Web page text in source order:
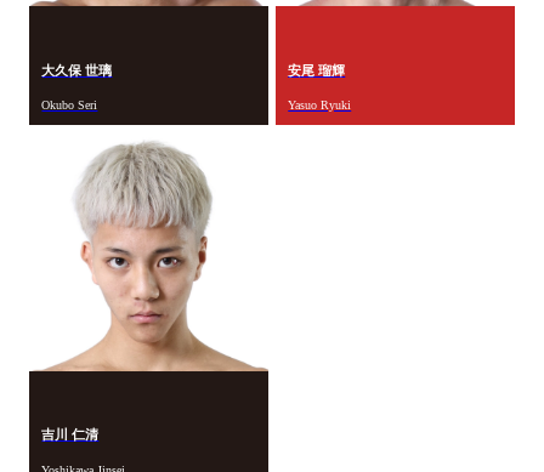
大久保 世璃
Okubo Seri
安尾 瑠輝
Yasuo Ryuki
吉川 仁清